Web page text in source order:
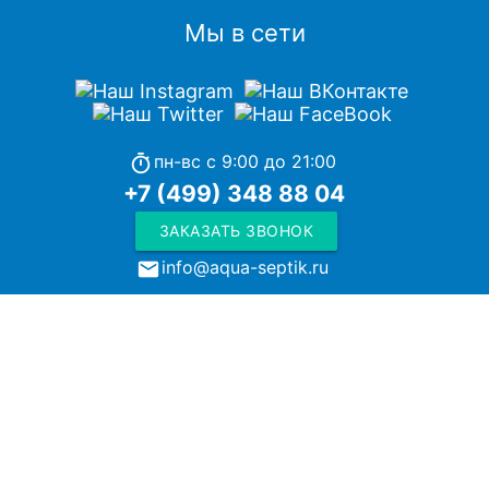
Мы в сети
timer пн-вс с 9:00 до 21:00
+7 (499) 348 88 04
ЗАКАЗАТЬ ЗВОНОК
local_post_officeinfo@aqua-septik.ru